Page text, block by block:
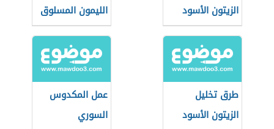
الزيتون الأسود
الليمون المسلوق
طرق تخليل
الزيتون الأسود
عمل المكدوس
السوري